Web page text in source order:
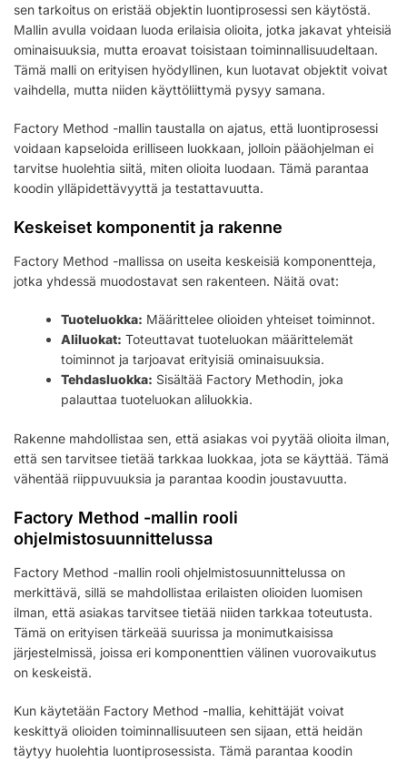
sen tarkoitus on eristää objektin luontiprosessi sen käytöstä.
Mallin avulla voidaan luoda erilaisia olioita, jotka jakavat yhteisiä
ominaisuuksia, mutta eroavat toisistaan toiminnallisuudeltaan.
Tämä malli on erityisen hyödyllinen, kun luotavat objektit voivat
vaihdella, mutta niiden käyttöliittymä pysyy samana.
Factory Method -mallin taustalla on ajatus, että luontiprosessi
voidaan kapseloida erilliseen luokkaan, jolloin pääohjelman ei
tarvitse huolehtia siitä, miten olioita luodaan. Tämä parantaa
koodin ylläpidettävyyttä ja testattavuutta.
Keskeiset komponentit ja rakenne
Factory Method -mallissa on useita keskeisiä komponentteja,
jotka yhdessä muodostavat sen rakenteen. Näitä ovat:
Tuoteluokka: Määrittelee olioiden yhteiset toiminnot.
Aliluokat: Toteuttavat tuoteluokan määrittelemät
toiminnot ja tarjoavat erityisiä ominaisuuksia.
Tehdasluokka: Sisältää Factory Methodin, joka
palauttaa tuoteluokan aliluokkia.
Rakenne mahdollistaa sen, että asiakas voi pyytää olioita ilman,
että sen tarvitsee tietää tarkkaa luokkaa, jota se käyttää. Tämä
vähentää riippuvuuksia ja parantaa koodin joustavuutta.
Factory Method -mallin rooli
ohjelmistosuunnittelussa
Factory Method -mallin rooli ohjelmistosuunnittelussa on
merkittävä, sillä se mahdollistaa erilaisten olioiden luomisen
ilman, että asiakas tarvitsee tietää niiden tarkkaa toteutusta.
Tämä on erityisen tärkeää suurissa ja monimutkaisissa
järjestelmissä, joissa eri komponenttien välinen vuorovaikutus
on keskeistä.
Kun käytetään Factory Method -mallia, kehittäjät voivat
keskittyä olioiden toiminnallisuuteen sen sijaan, että heidän
täytyy huolehtia luontiprosessista. Tämä parantaa koodin